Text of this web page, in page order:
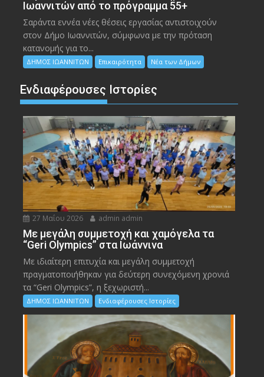
Ιωαννιτών από το πρόγραμμα 55+
Σαράντα εννέα νέες θέσεις εργασίας αντιστοιχούν
στον Δήμο Ιωαννιτών, σύμφωνα με την πρόταση
κατανομής για το...
ΔΗΜΟΣ ΙΩΑΝΝΙΤΩΝ Επικαιρότητα Νέα των Δήμων
Ενδιαφέρουσες Ιστορίες
27 Μαΐου 2026 admin admin
Με μεγάλη συμμετοχή και χαμόγελα τα
“Geri Olympics” στα Ιωάννινα
Με ιδιαίτερη επιτυχία και μεγάλη συμμετοχή
πραγματοποιήθηκαν για δεύτερη συνεχόμενη χρονιά
τα “Geri Olympics”, η ξεχωριστή...
ΔΗΜΟΣ ΙΩΑΝΝΙΤΩΝ Ενδιαφέρουσες Ιστορίες